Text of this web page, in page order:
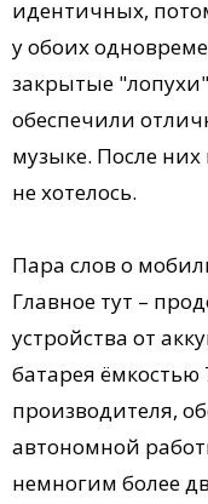
идентичных,
у обоих
закрытые
обеспечили
музыке. После
не хотелось.
Пара слов о
Главное тут –
устройства от
батарея
производителя,
автономной
немногим более